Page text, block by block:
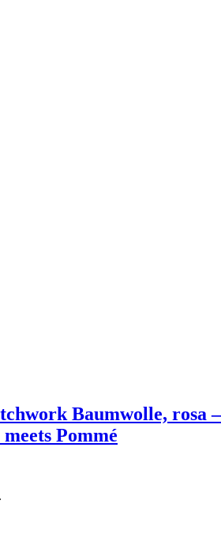
Baumwolle, rosa –
Pommé